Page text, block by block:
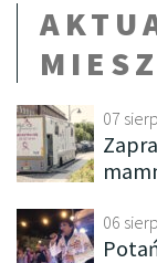
07
06